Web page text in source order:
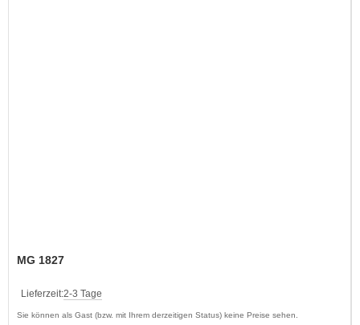
MG 1827
Lieferzeit:2-3 Tage
Sie können als Gast (bzw. mit Ihrem derzeitigen Status) keine Preise sehen.